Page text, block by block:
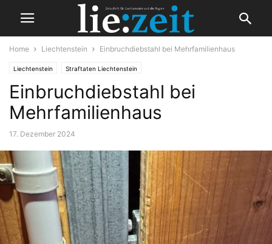
Home Liechtenstein Einbruchdiebstahl bei Mehrfamilienhaus
Liechtenstein Straftaten Liechtenstein
Einbruchdiebstahl bei
Mehrfamilienhaus
17. Dezember 2024